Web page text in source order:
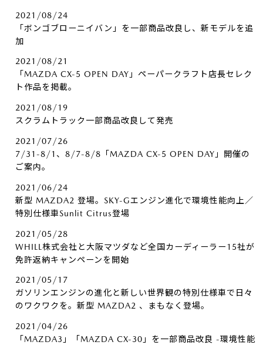
2021/08/24
「ボンゴブローニイバン」を一部商品改良し、新モデルを追
加
2021/08/21
「MAZDA CX-5 OPEN DAY」ペーパークラフト店長セレク
ト作品を掲載。
2021/08/19
スクラムトラック一部商品改良して発売
2021/07/26
7/31-8/1、8/7-8/8「MAZDA CX-5 OPEN DAY」開催の
ご案内。
2021/06/24
新型 MAZDA2 登場。SKY-Gエンジン進化で環境性能向上／
特別仕様車Sunlit Citrus登場
2021/05/28
WHILL株式会社と大阪マツダなど全国カーディーラー15社が
免許返納キャンペーンを開始
2021/05/17
ガソリンエンジンの進化と新しい世界観の特別仕様車で日々
のワクワクを。新型 MAZDA2 、まもなく登場。
2021/04/26
「MAZDA3」「MAZDA CX-30」を一部商品改良 -環境性能